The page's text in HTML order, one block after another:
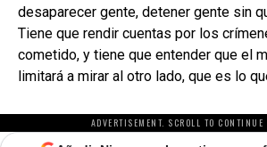
desaparecer gente, detener gente sin
Tiene que rendir cuentas por los
cometido, y tiene que entender que el
limitará a mirar al otro lado, que es lo
ADVERTISEMENT. SCROLL TO CONTINUE